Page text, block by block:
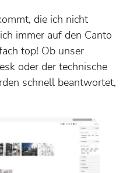
die ich nicht
immer auf den Canto
top! Ob unser
oder der technische
schnell beantwortet,